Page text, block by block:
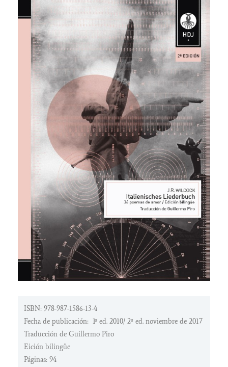
ISBN: 978-987-1586-13-4
Fecha de publicación: 1º ed. 2010/ 2º ed. noviembre de 2017
Traducción de Guillermo Piro
Eición bilingüe
Páginas: 94